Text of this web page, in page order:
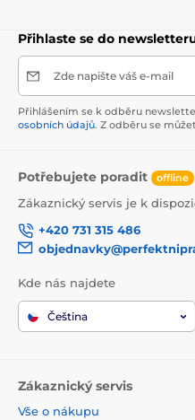
Přihlaste se do
Zde napište váš e-mail
Přihlášením se k odběru
osobních údajů. Z odběru se
Potřebujete poradit offline
Zákaznický servis je k
+420 731 315 486
Kde nás najdete
Čeština
Zákaznický servis
Vše o nákupu